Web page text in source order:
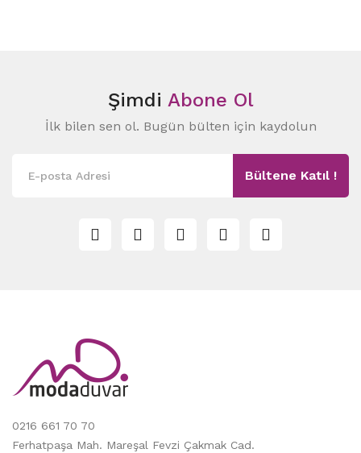
Şimdi Abone Ol
İlk bilen sen ol. Bugün bülten için kaydolun
Bültene Katıl !
0216 661 70 70
Ferhatpaşa Mah. Mareşal Fevzi Çakmak Cad.